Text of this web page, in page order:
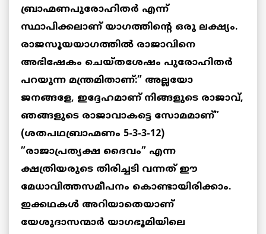
ബ്രാഹ്മണപുരോഹിതര്‍ എന്ന്
സ്ഥാപിക്കലാണ് യാഗത്തിന്റെ ഒരു ലക്ഷ്യം.
രാജസൂയയാഗത്തില്‍ രാജാവിനെ
അഭിഷേകം ചെയ്തശേഷം പുരോഹിതര്‍
പറയുന്ന മന്ത്രമിതാണ്:” അല്ലയോ
ജനങ്ങളേ, ഇദ്ദേഹമാണ് നിങ്ങളുടെ രാജാവ്,
ഞങ്ങളുടെ രാജാവാകട്ടെ സോമമാണ്”
(ശതപഥബ്രാഹ്മണം 5-3-3-12)
”രാജാപ്രത്യക്ഷ ദൈവം” എന്ന
ക്ഷത്രിയരുടെ തിരിച്ചടി വന്നത് ഈ
മേധാവിത്തസമീപനം കൊണ്ടായിരിക്കാം.
ഇക്കഥകള്‍ അറിയാതെയാണ്
യേശുദാസന്മാര്‍ യാഗഭൂമിയിലെ